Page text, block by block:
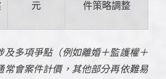
元
件策略調整
多項爭點（例如離婚＋監護權＋
常會案件計價，其他部分再依難易